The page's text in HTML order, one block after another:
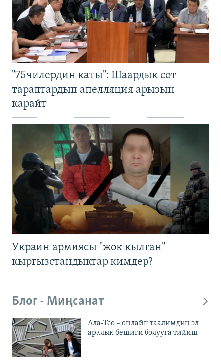
"75чилердин каты": Шаардык сот
тараптардын апелляция арызын
карайт
Украин армиясы "жок кылган"
кыргызстандыктар кимдер?
Блог - Миңсанат
Ала-Тоо – онлайн таалимдин эл
аралык бешиги болууга тийиш